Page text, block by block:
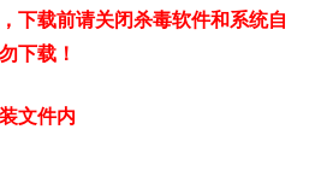
下载前请关闭杀毒软件和系统自
下载！
文件内